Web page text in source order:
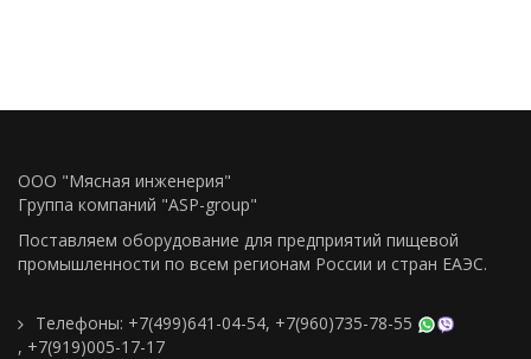
ООО "Мясная инженерия"
Группа компаний "ASP-group"
Поставляем оборудование для предприятий пищевой
промышленности по всем регионам Росcии и стран ЕАЭС.
Телефоны: +7(499)641-04-54, +7(960)735-78-55
, +7(919)005-17-17